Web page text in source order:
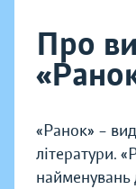
Про
«Ранок» –
літератури.
найменувань